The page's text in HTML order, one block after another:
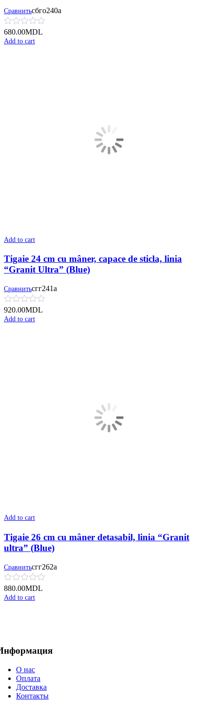
Сравнитьсбго240а
680.00MDL
Add to cart
Add to cart
Tigaie 24 cm cu mâner, сapace de sticla, linia
“Granit Ultra” (Blue)
Сравнитьсгг241а
920.00MDL
Add to cart
Add to cart
Tigaie 26 cm cu mâner detasabil, linia “Granit
ultra” (Blue)
Сравнитьсгг262а
880.00MDL
Add to cart
О нас
Оплата
Доставка
Контакты